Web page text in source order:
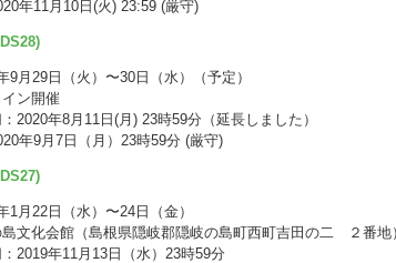
年11月10日(火) 23:59 (厳守)
9月29日（火）〜30日（水）（予定）
ン開催
2020年8月11日(月) 23時59分（延長しました）
年9月7日（月）23時59分 (厳守)
1月22日（水）〜24日（金）
文化会館（島根県隠岐郡隠岐の島町西町吉田の二 ２番地
2019年11月13日（水）23時59分